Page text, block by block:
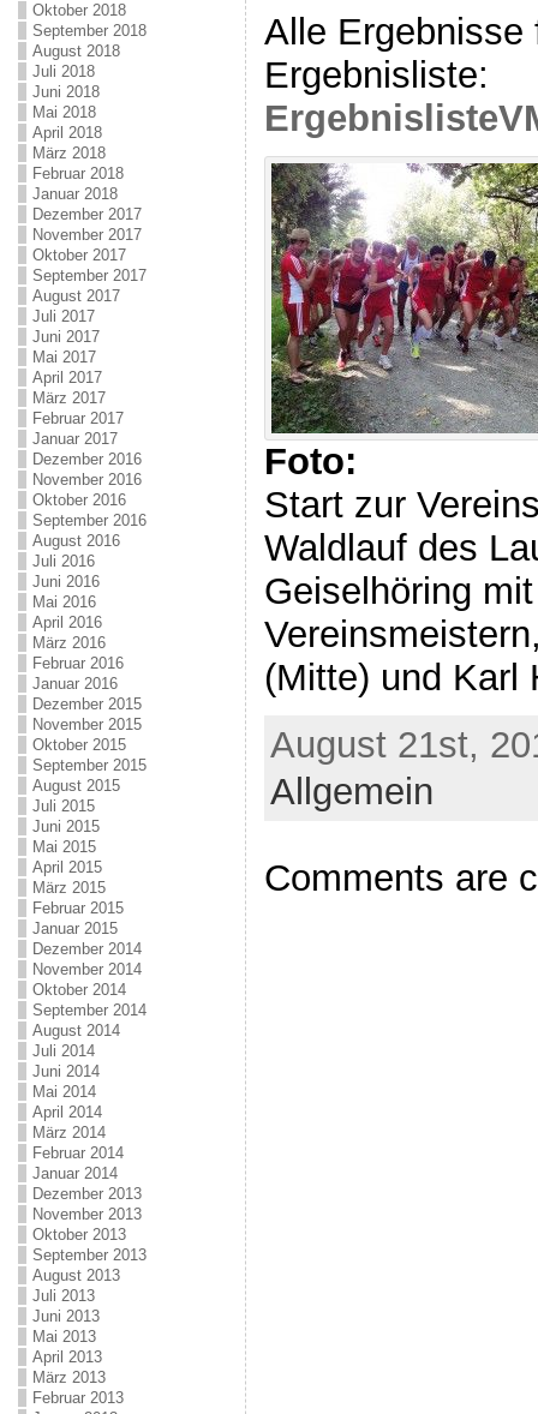
Oktober 2018
September 2018
August 2018
Juli 2018
Juni 2018
Mai 2018
April 2018
März 2018
Februar 2018
Januar 2018
Dezember 2017
November 2017
Oktober 2017
September 2017
August 2017
Juli 2017
Juni 2017
Mai 2017
April 2017
März 2017
Februar 2017
Januar 2017
Dezember 2016
November 2016
Oktober 2016
September 2016
August 2016
Juli 2016
Juni 2016
Mai 2016
April 2016
März 2016
Februar 2016
Januar 2016
Dezember 2015
November 2015
Oktober 2015
September 2015
August 2015
Juli 2015
Juni 2015
Mai 2015
April 2015
März 2015
Februar 2015
Januar 2015
Dezember 2014
November 2014
Oktober 2014
September 2014
August 2014
Juli 2014
Juni 2014
Mai 2014
April 2014
März 2014
Februar 2014
Januar 2014
Dezember 2013
November 2013
Oktober 2013
September 2013
August 2013
Juli 2013
Juni 2013
Mai 2013
April 2013
März 2013
Februar 2013
Alle Ergebnisse
Ergebnisliste:
Foto:
Start zur
Waldlauf des
Geiselhöring
(Mitte) und Karl
August 21st,
Allgemein
Comments are